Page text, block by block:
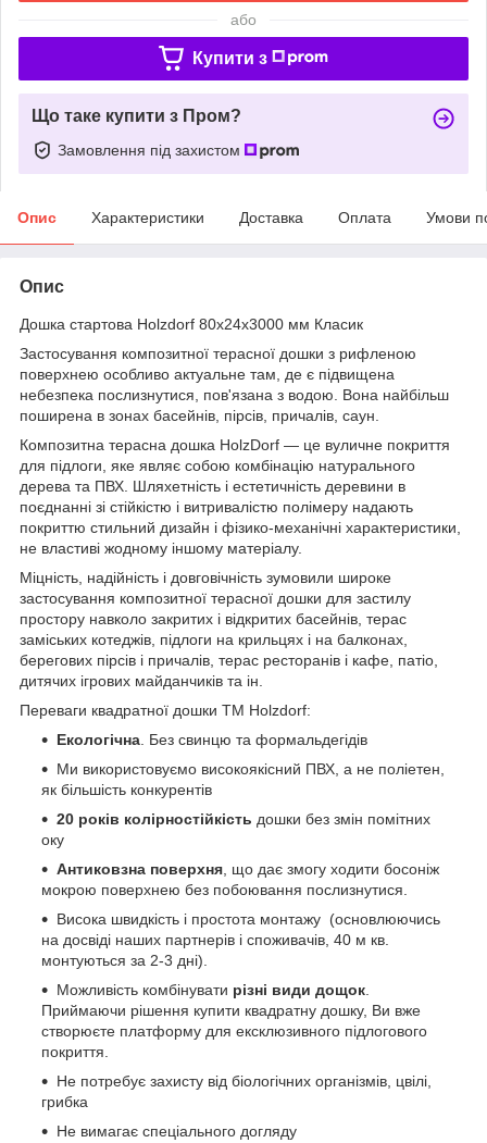
або
Купити з
Що таке купити з Пром?
Замовлення під захистом
Опис Характеристики Доставка Оплата Умови
Опис
Дошка стартова Holzdorf 80х24х3000 мм Класик
Застосування композитної терасної дошки з рифленою
поверхнею особливо актуальне там, де є підвищена
небезпека послизнутися, пов'язана з водою. Вона найбільш
поширена в зонах басейнів, пірсів, причалів, саун.
Композитна терасна дошка HolzDorf — це вуличне покриття
для підлоги, яке являє собою комбінацію натурального
дерева та ПВХ. Шляхетність і естетичність деревини в
поєднанні зі стійкістю і витривалістю полімеру надають
покриттю стильний дизайн і фізико-механічні характеристики,
не властиві жодному іншому матеріалу.
Міцність, надійність і довговічність зумовили широке
застосування композитної терасної дошки для застилу
простору навколо закритих і відкритих басейнів, терас
заміських котеджів, підлоги на крильцях і на балконах,
берегових пірсів і причалів, терас ресторанів і кафе, патіо,
дитячих ігрових майданчиків та ін.
Переваги квадратної дошки ТМ Holzdorf:
Екологічна . Без свинцю та формальдегідів
Ми використовуємо високоякісний ПВХ, а не поліетен,
як більшість конкурентів
20 років колірностійкість дошки без змін помітних
оку
Антиковзна поверхня , що дає змогу ходити босоніж
мокрою поверхнею без побоювання послизнутися.
Висока швидкість і простота монтажу (основлюючись
на досвіді наших партнерів і споживачів, 40 м кв.
монтуються за 2-3 дні).
Можливість комбінувати різні види дощок
Приймаючи рішення купити квадратну дошку, Ви вже
створюєте платформу для ексклюзивного підлогового
покриття.
Не потребує захисту від біологічних організмів, цвілі,
грибка
Не вимагає спеціального догляду